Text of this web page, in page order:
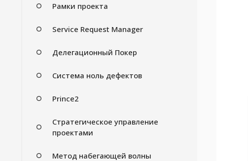
Рамки проекта
Service Request Manager
Делегационный Покер
Система ноль дефектов
Prince2
Стратегическое управление
проектами
Метод набегающей волны